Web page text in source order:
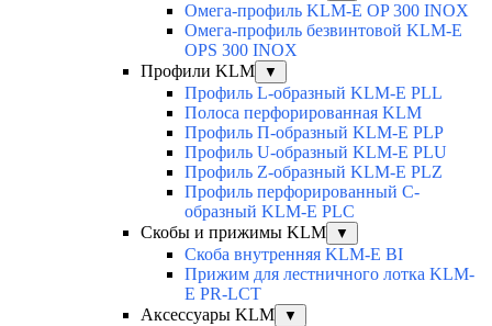
Омега-профиль KLM-E OP 300 INOX
Омега-профиль безвинтовой KLM-E
OPS 300 INOX
Профили KLM
▼
Профиль L-образный KLM-E PLL
Полоса перфорированная KLM
Профиль П-образный KLM-E PLP
Профиль U-образный KLM-E PLU
Профиль Z-образный KLM-E PLZ
Профиль перфорированный C-
образный KLM-E PLC
Скобы и прижимы KLM
▼
Скоба внутренняя KLM-E BI
Прижим для лестничного лотка KLM-
E PR-LCT
Аксессуары KLM
▼